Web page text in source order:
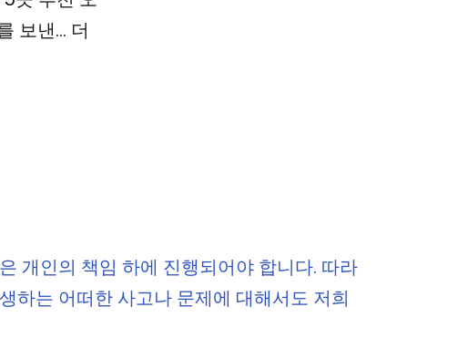
보낸… 더
개인의 책임 하에 진행되어야 합니다. 따라
하는 어떠한 사고나 문제에 대해서도 저희